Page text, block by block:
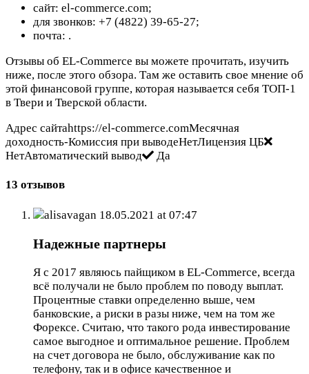
сайт: el-commerce.com;
для звонков: +7 (4822) 39-65-27;
почта: .
Отзывы об EL-Commerce вы можете прочитать, изучить
ниже, после этого обзора. Там же оставить свое мнение об
этой финансовой группе, которая называется себя ТОП-1
в Твери и Тверской области.
Адрес сайтаhttps://el-commerce.comМесячная
доходность-Комиссия при выводеНетЛицензия ЦБ
НетАвтоматический вывод
Да
13 отзывов
alisavagan 18.05.2021 at 07:47
Надежные партнеры
Я с 2017 являюсь пайщиком в EL-Commerce, всегда
всё получали не было проблем по поводу выплат.
Процентные ставки определенно выше, чем
банковские, а риски в разы ниже, чем на том же
Форексе. Считаю, что такого рода инвестирование
самое выгодное и оптимальное решение. Проблем
на счет договора не было, обслуживание как по
телефону, так и в офисе качественное и